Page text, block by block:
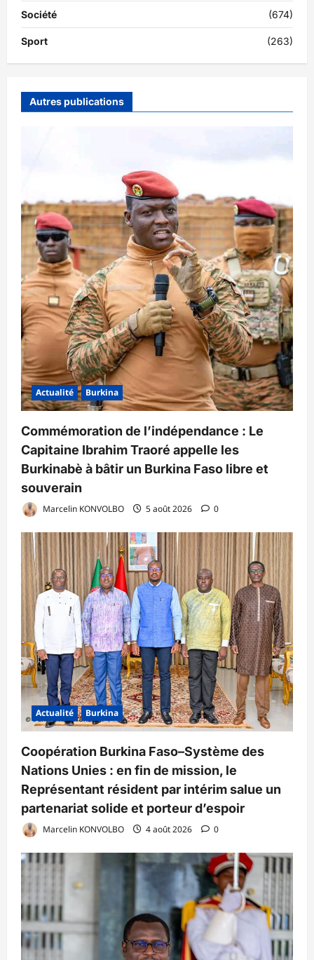
Société (674)
Sport (263)
Autres publications
Actualité Burkina
Commémoration de l’indépendance : Le
Capitaine Ibrahim Traoré appelle les
Burkinabè à bâtir un Burkina Faso libre et
souverain
Marcelin KONVOLBO 5 août 2026 0
Actualité Burkina
Coopération Burkina Faso–Système des
Nations Unies : en fin de mission, le
Représentant résident par intérim salue un
partenariat solide et porteur d’espoir
Marcelin KONVOLBO 4 août 2026 0